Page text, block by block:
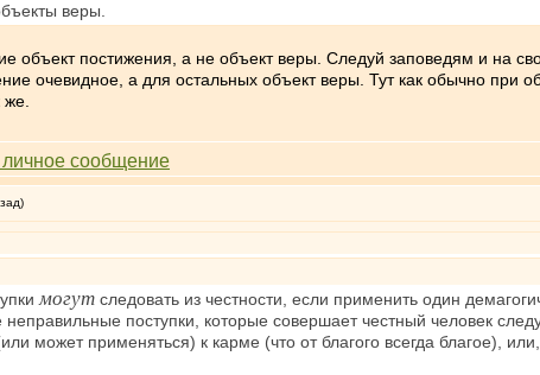
веры.
объект постижения, а не объект веры. Следуй заповедям и на
очевидное, а для остальных объект веры. Тут как обычно при
могут следовать из честности, если применить один
неправильные поступки, которые совершает честный человек
может применяться) к карме (что от благого всегда благое),